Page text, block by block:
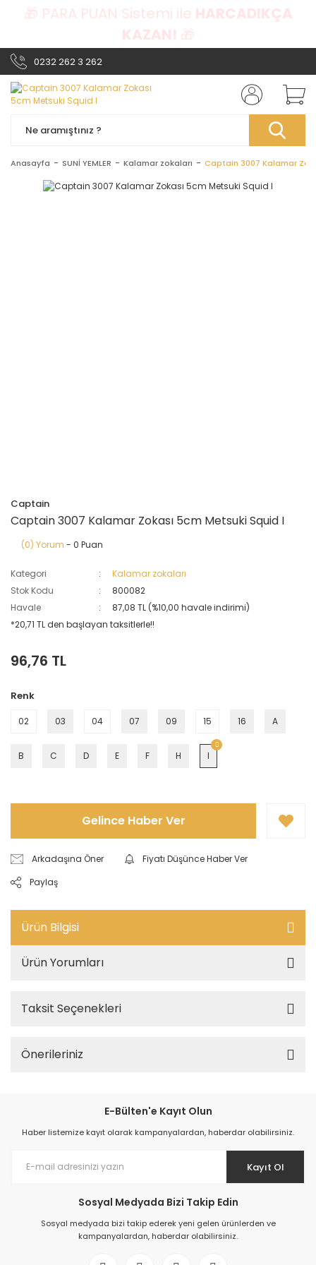
🎁 PARA PUAN Sistemi ile HARCADIKÇA
KAZAN! 🎁
0232 262 3 262
Anasayfa SUNİ YEMLER Kalamar zokaları Captain 3007 Kalamar
Captain
Captain 3007 Kalamar Zokası 5cm Metsuki Squid I
(0) Yorum - 0 Puan
Kategori
Kalamar zokaları
Stok Kodu
800082
Havale
87,08 TL (%10,00 havale indirimi)
*20,71 TL den başlayan taksitlerle!!
96,76 TL
Renk
02 03 04 07 09 15 16 A
B C D E F H I
Gelince Haber Ver
Arkadaşına Öner
Fiyatı Düşünce Haber Ver
Paylaş
Ürün Bilgisi
Ürün Yorumları
Taksit Seçenekleri
Önerileriniz
E-Bülten'e Kayıt Olun
Haber listemize kayıt olarak kampanyalardan, haberdar olabilirsiniz.
Kayıt Ol
Sosyal Medyada Bizi Takip Edin
Sosyal medyada bizi takip ederek yeni gelen ürünlerden ve
kampanyalardan, haberdar olabilirsiniz.